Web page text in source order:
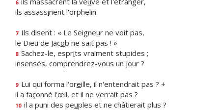
6
ils assassinent l'orphelin.
7 Ils disent : « Le Seigneur ne voit pas,
le Dieu de Jacob ne sait pas ! »
8 Sachez-le, esprits vraiment stupides ;
insensés, comprendrez-vous un jour ?
9 Lui qui forma l'oreille, il n'entendrait pas ? +
il a façonné l'œil, et il ne verrait pas ?
10 il a puni des peuples et ne châtierait plus ?